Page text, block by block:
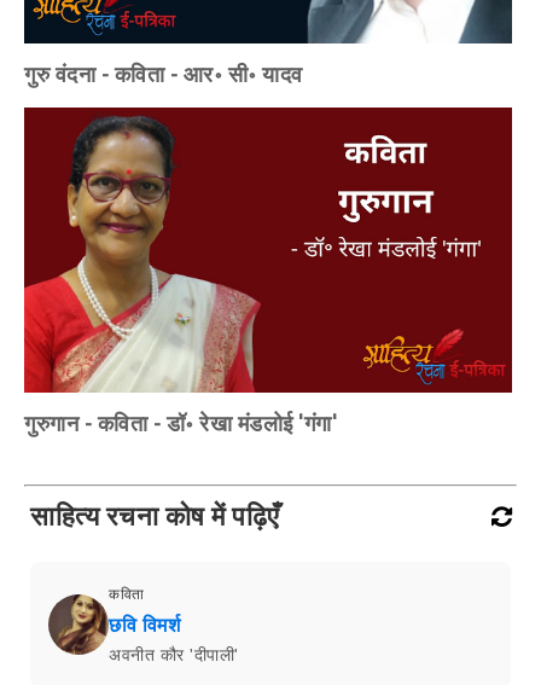
गुरु वंदना - कविता - आर॰ सी॰ यादव
गुरुगान - कविता - डॉ॰ रेखा मंडलोई 'गंगा'
साहित्य रचना कोष में पढ़िएँ
कविता
छवि विमर्श
अवनीत कौर 'दीपाली'